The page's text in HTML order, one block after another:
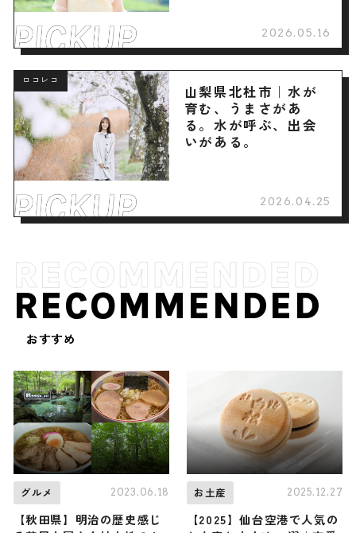
2026.05.16
ロコレコ
山梨県北杜市｜水が
育む、うまさがあ
る。水が呼ぶ、出会
いがある。
2026.04.25
RECOMMENDED
おすすめ
グルメ 2023.06.18
【秋田県】明治の歴史感じ
お土産 2025.12.27
【2025】仙台空港で人気の